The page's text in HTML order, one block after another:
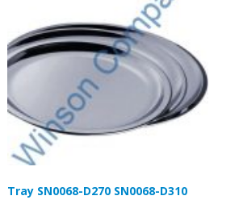
Tray SN0068-D270 SN0068-D310